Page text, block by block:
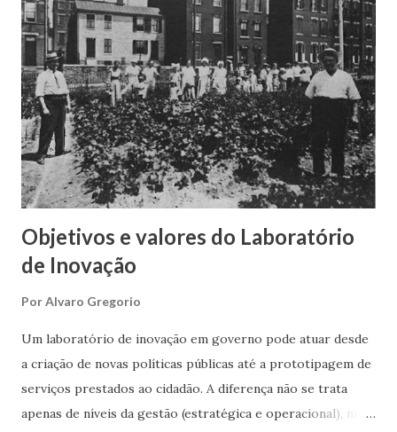
rompimento com padrões. Isso cria alguns problemas
iniciais para a organização que começa o funcionamento do
laboratório, tais como: se outras organizações participarão
do laboratório, alguns ajustes serão necessários; a
segurança física/predial pode ser fragilizada com a
presença de “gente de fora”; a segurança digital terá que se
adequar ao ambiente de acesso irrestrito e wifi; os
horários de funcionamento podem sofrer mudan...
Objetivos e valores do Laboratório
de Inovação
PorAlvaro Gregorio
Um laboratório de inovação em governo pode atuar desde
a criação de novas políticas públicas até a prototipagem de
serviços prestados ao cidadão. A diferença não se trata
apenas de níveis da gestão (estratégica e operacional), mas